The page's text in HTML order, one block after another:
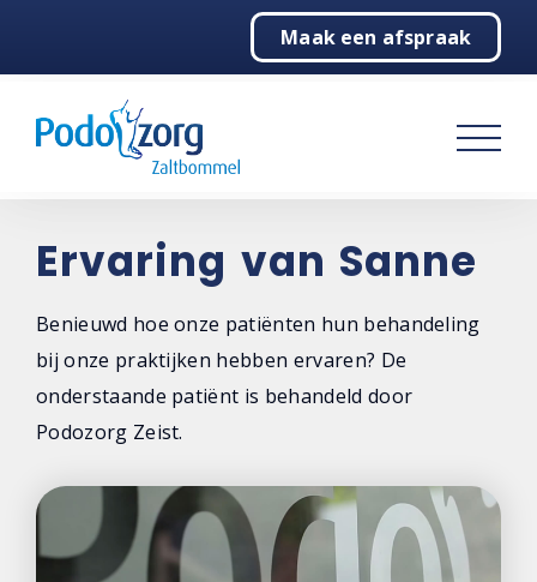
Maak een afspraak
Podologie
Behandelingen
Over ons
Ervaring van Sanne
Benieuwd hoe onze patiënten hun behandeling
bij onze praktijken hebben ervaren? De
onderstaande patiënt is behandeld door
Podozorg Zeist.